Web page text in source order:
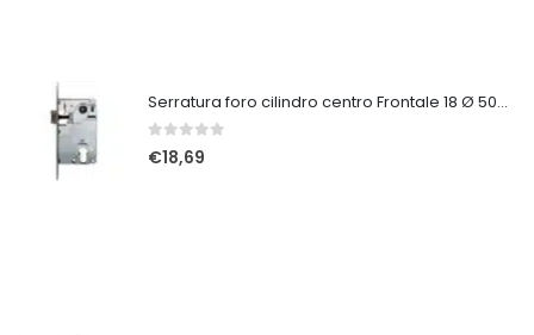
Serratura foro cilindro centro Frontale 18 Ø 50 cromo satinato B010255034
0Su 5
€18,69